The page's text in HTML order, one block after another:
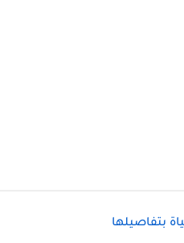
بتفاصيلها